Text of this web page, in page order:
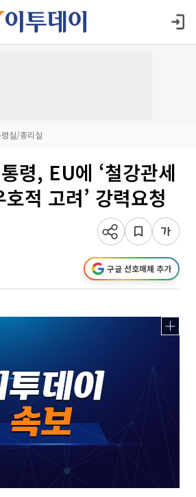
령실/총리실
령, EU에 ‘철강관세
적 고려’ 강력요청
구글 선호매체 추가